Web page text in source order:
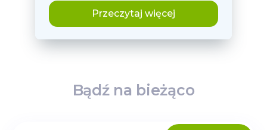
Przeczytaj więcej
Bądź na bieżąco